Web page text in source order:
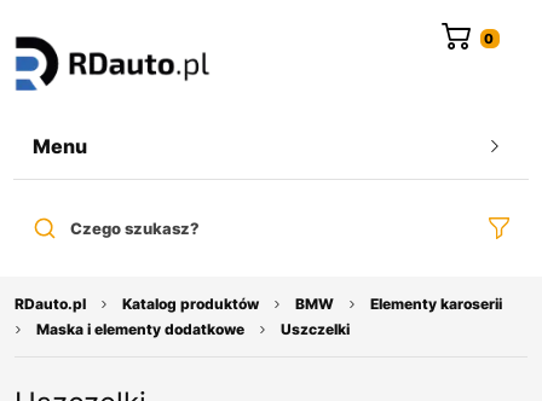
Menu
Czego szukasz?
RDauto.pl Katalog produktów BMW
Elementy karoserii
Maska i elementy dodatkowe
Uszczelki